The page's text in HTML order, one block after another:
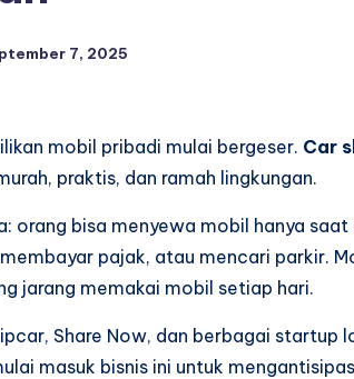
7, 2025
mobil pribadi mulai bergeser. Car
praktis, dan ramah lingkungan.
orang bisa menyewa mobil hanya
pajak, atau mencari parkir.
jarang memakai mobil setiap hari.
Share Now, dan berbagai startup
masuk bisnis ini untuk